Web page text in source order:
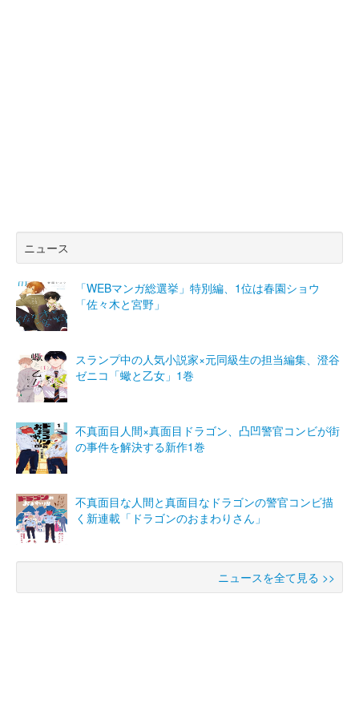
ニュース
「WEBマンガ総選挙」特別編、1位は春園ショウ
「佐々木と宮野」
スランプ中の人気小説家×元同級生の担当編集、澄谷
ゼニコ「蠍と乙女」1巻
不真面目人間×真面目ドラゴン、凸凹警官コンビが街
の事件を解決する新作1巻
不真面目な人間と真面目なドラゴンの警官コンビ描
く新連載「ドラゴンのおまわりさん」
ニュースを全て見る >>